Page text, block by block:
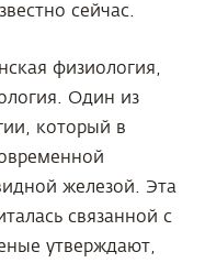
сейчас.
физиология,
Один из
который в
железой. Эта
связанной с
утверждают,